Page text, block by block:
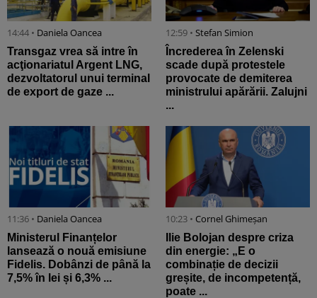
14:44 • Daniela Oancea
Transgaz vrea să intre în
acţionariatul Argent LNG,
dezvoltatorul unui terminal
de export de gaze ...
12:59 • Stefan Simion
Încrederea în Zelenski
scade după protestele
provocate de demiterea
ministrului apărării. Zalujni
...
11:36 • Daniela Oancea
Ministerul Finanțelor
lansează o nouă emisiune
Fidelis. Dobânzi de până la
7,5% în lei și 6,3% ...
10:23 • Cornel Ghimeșan
Ilie Bolojan despre criza
din energie: „E o
combinație de decizii
greșite, de incompetență,
poate ...